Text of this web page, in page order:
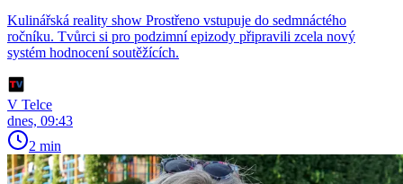
Kulinářská reality show Prostřeno vstupuje do sedmnáctého
ročníku. Tvůrci si pro podzimní epizody připravili zcela nový
systém hodnocení soutěžících.
V Telce
dnes, 09:43
2 min